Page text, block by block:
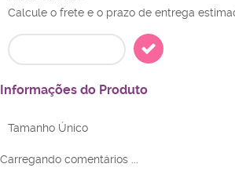
Calcule o frete e o prazo de entrega
Informações do Produto
Tamanho Único
Carregando comentários ...